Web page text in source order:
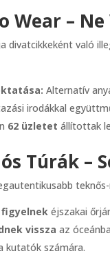
Wear –
divatcikkeként való
Alternatív
irodákkal
62 üzletet állítottak
Túrák –
éjszakai
vissza az
kutatók számára.